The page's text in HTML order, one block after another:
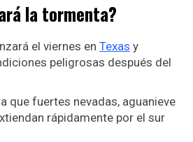
la tormenta?
el viernes en Texas y
peligrosas después del
que fuertes nevadas, aguanieve
rápidamente por el sur